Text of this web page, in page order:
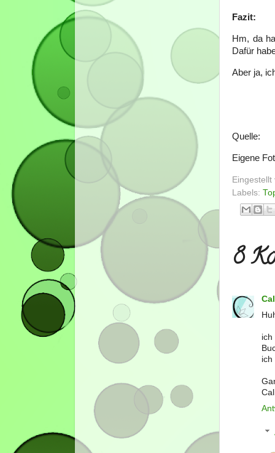
Fazit:
Hm, da
Dafür
Aber ja,
Quelle:
Eigene
Labels:
8
ich